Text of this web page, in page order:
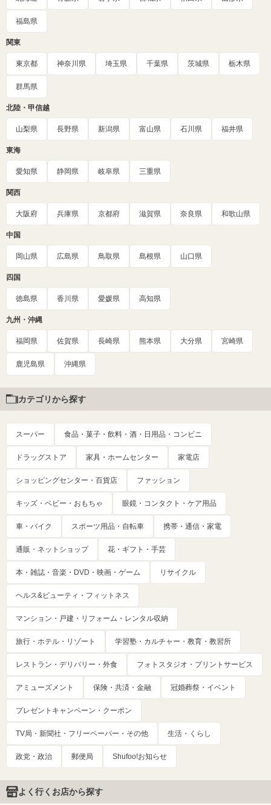
福島県
関東
東京都 神奈川県 埼玉県 千葉県 茨城県 栃木県
群馬県
北陸・甲信越
山梨県 長野県 新潟県 富山県 石川県 福井県
東海
愛知県 静岡県 岐阜県 三重県
関西
大阪府 兵庫県 京都府 滋賀県 奈良県 和歌山県
中国
岡山県 広島県 鳥取県 島根県 山口県
四国
徳島県 香川県 愛媛県 高知県
九州・沖縄
福岡県 佐賀県 長崎県 熊本県 大分県 宮崎県
鹿児島県 沖縄県
カテゴリから探す
スーパー 食品・菓子・飲料・酒・日用品・コンビニ
ドラッグストア 家具・ホームセンター 家電店
ショッピングセンター・百貨店 ファッション
キッズ・ベビー・おもちゃ 眼鏡・コンタクト・ケア用品
車・バイク スポーツ用品・自転車 携帯・通信・家電
通販・ネットショップ 花・ギフト・手芸
本・雑誌・音楽・DVD・映画・ゲーム リサイクル
ヘルス&ビューティ・フィットネス
マンション・戸建・リフォーム・レンタル収納
旅行・ホテル・リゾート 学習塾・カルチャー・教育・教習所
レストラン・デリバリー・外食 フォトスタジオ・プリントサービス
アミューズメント 保険・共済・金融 冠婚葬祭・イベント
プレゼントキャンペーン・クーポン
TV局・新聞社・フリーペーパー・その他 生活・くらし
政党・政治 郵便局 Shufoo!お知らせ
よく行くお店から探す